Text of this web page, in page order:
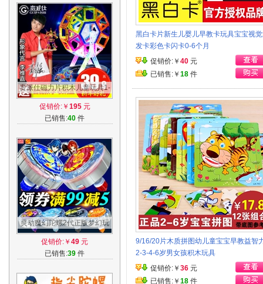
贵派仕磁力片积木儿童玩具1-
2-3-6-8-10周岁女孩男孩磁铁
拼装益智
促销价:￥ 195元
已销售:40 件
灵动魔幻陀螺2代正版梦幻玩
具发光儿童拉线男孩焰天火龙
王战斗盘
促销价:￥ 49 元
已销售:39 件
黑白卡片新生儿婴儿早教卡玩具宝宝视
发卡彩色卡闪卡0-6个月
促销价:￥ 40 元
已销售:￥ 18 件
9/16/20片木质拼图幼儿童宝宝早教益智
2-3-4-6岁男女孩积木玩具
促销价:￥ 36 元
已销售:￥ 18 件